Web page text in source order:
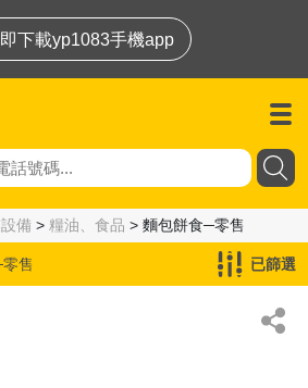
下載yp1083手機app
備 > 糧油、食品 > 麵包餅食─零售
售 已篩選